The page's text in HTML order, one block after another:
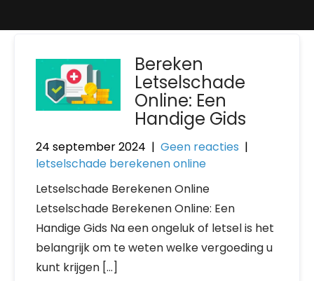
Bereken
Letselschade
Online: Een
Handige Gids
24 september 2024 | Geen reacties |
letselschade berekenen online
Letselschade Berekenen Online
Letselschade Berekenen Online: Een
Handige Gids Na een ongeluk of letsel is het
belangrijk om te weten welke vergoeding u
kunt krijgen […]